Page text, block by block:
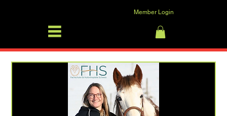
Anmelden
Member Login